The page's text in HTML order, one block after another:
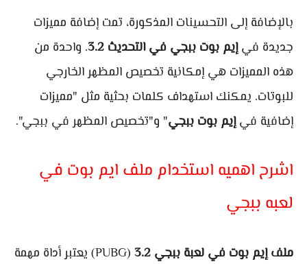
بالإضافة إلى التحسينات المذكورة، تمت إضافة مميزات
جديدة فيإيم بوت ببجي في التحديث 3.2. واحدة من
هذه المميزات هي إمكانية تخصيص المظهر الخارجي
للبوتات. يمكنك استهداف كلمات بحثية مثل "مميزات
إضافية فيإيم بوت ببجي" و"تخصيص المظهر في ببجي".
اشرح اهميه استخدام ملف ايم بوت في
لعبه ببجي
ملف إيم بوت في لعبة ببجي 3.2
(PUBG) يعتبر أداة مهمة